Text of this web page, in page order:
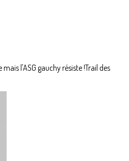
l'ASG gauchy résiste !Trail des